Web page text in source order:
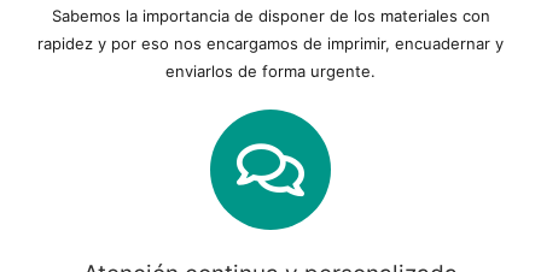
Sabemos la importancia de disponer de los materiales con
rapidez y por eso nos encargamos de imprimir, encuadernar y
enviarlos de forma urgente.